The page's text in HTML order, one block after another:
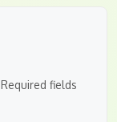
Required fields